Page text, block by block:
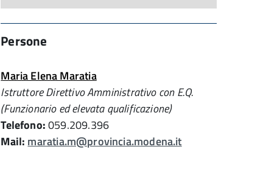
Persone
Maria Elena Maratia
Istruttore Direttivo Amministrativo con E.Q.
(Funzionario ed elevata qualificazione)
Telefono:059.209.396
Mail: maratia.m@provincia.modena.it